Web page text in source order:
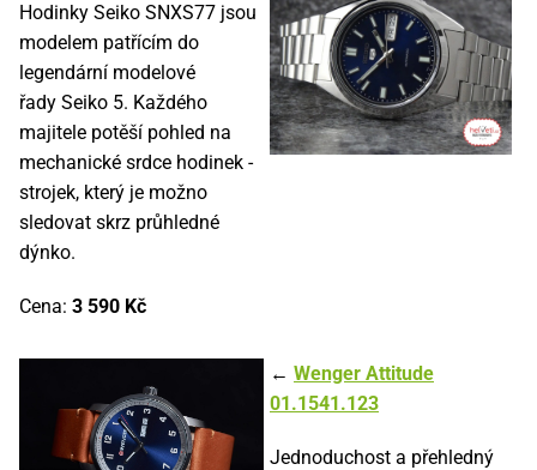
Hodinky Seiko SNXS77 jsou
modelem patřícím do
legendární modelové
řady Seiko 5. Každého
majitele potěší pohled na
mechanické srdce hodinek -
strojek, který je možno
sledovat skrz průhledné
dýnko.
Cena: 3 590 Kč
← Wenger Attitude
01.1541.123
Jednoduchost a přehledný